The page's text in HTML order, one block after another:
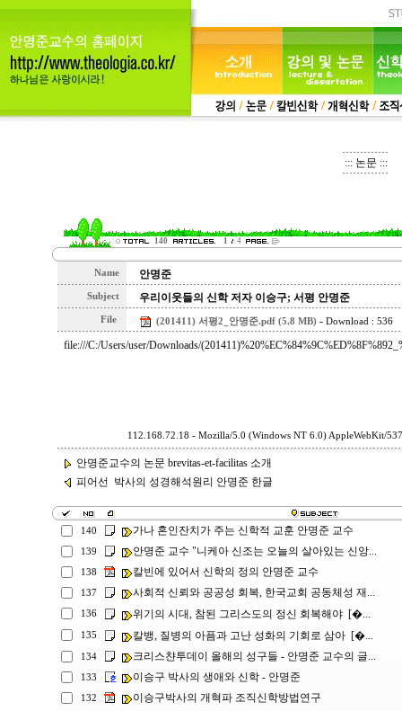
::: 논문 :::
140 1 4
Name 안명준
Subject 우리이웃들의 신학 저자 이승구; 서평 안명준
File (201411) 서평2_안명준.pdf (5.8 MB)- Download : 536
file:///C:/Users/user/Downloads/
112.168.72.18 - Mozilla/5.0 (Windows NT 6.0) AppleWebKit/
안명준교수의 논문 brevitas-et-facilitas 소개
피어선 박사의 성경해석원리 안명준 한글
140 가나 혼인잔치가 주는 신학적 교훈 안명준 교수
139 안명준 교수 "니케아 신조는 오늘의 살아있는 신앙...
138 칼빈에 있어서 신학의 정의 안명준 교수
137 사회적 신뢰와 공공성 회복, 한국교회 공동체성 재...
136 위기의 시대, 참된 그리스도의 정신 회복해야 [�...
135 칼뱅, 질병의 아픔과 고난 성화의 기회로 삼아 [�...
134 크리스챤투데이 올해의 성구들 - 안명준 교수의 글...
133 이승구 박사의 생애와 신학 - 안명준
132 이승구박사의 개혁파 조직신학방법연구